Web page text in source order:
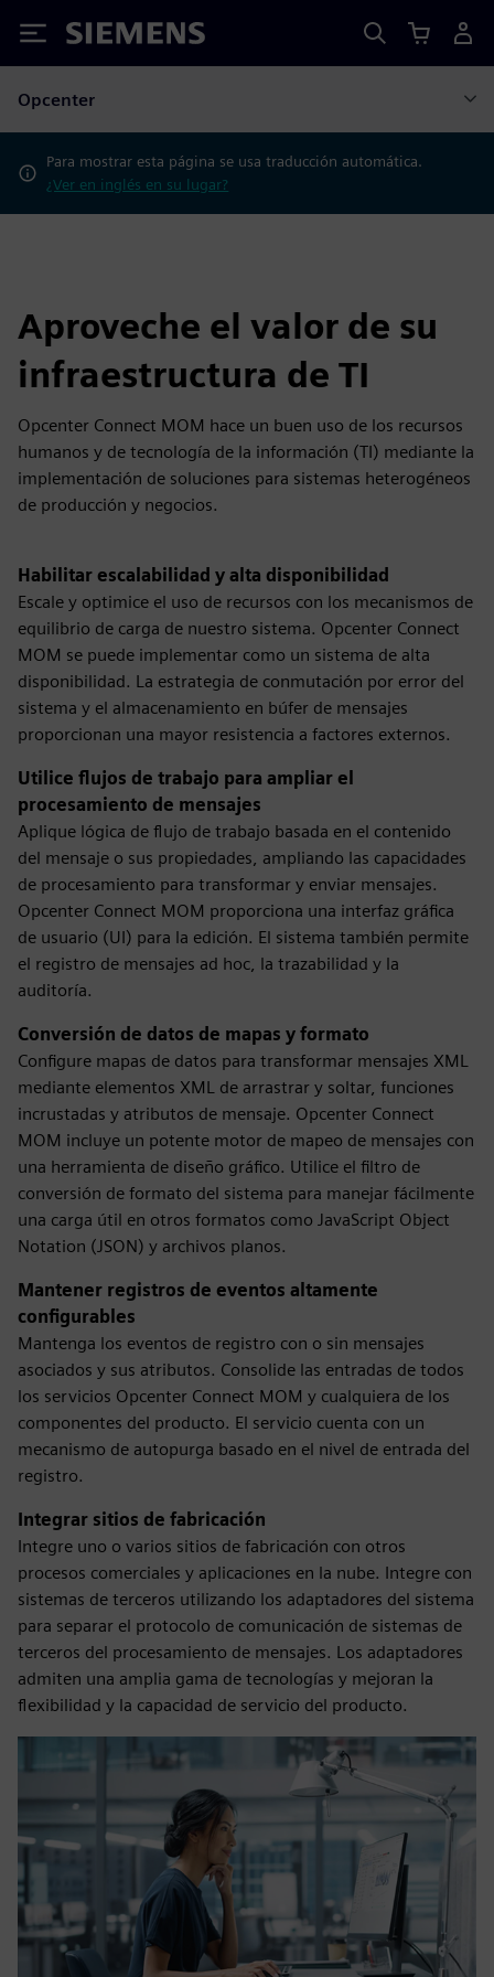
Siemens
Opcenter
Para mostrar esta página se usa traducción automática.
¿Ver en inglés en su lugar?
Aproveche el valor de su
infraestructura de TI
Opcenter Connect MOM hace un buen uso de los recursos
humanos y de tecnología de la información (TI) mediante la
implementación de soluciones para sistemas heterogéneos
de producción y negocios.
Habilitar escalabilidad y alta disponibilidad
Escale y optimice el uso de recursos con los mecanismos de
equilibrio de carga de nuestro sistema. Opcenter Connect
MOM se puede implementar como un sistema de alta
disponibilidad. La estrategia de conmutación por error del
sistema y el almacenamiento en búfer de mensajes
proporcionan una mayor resistencia a factores externos.
Utilice flujos de trabajo para ampliar el
procesamiento de mensajes
Aplique lógica de flujo de trabajo basada en el contenido
del mensaje o sus propiedades, ampliando las capacidades
de procesamiento para transformar y enviar mensajes.
Opcenter Connect MOM proporciona una interfaz gráfica
de usuario (UI) para la edición. El sistema también permite
el registro de mensajes ad hoc, la trazabilidad y la
auditoría.
Conversión de datos de mapas y formato
Configure mapas de datos para transformar mensajes XML
mediante elementos XML de arrastrar y soltar, funciones
incrustadas y atributos de mensaje. Opcenter Connect
MOM incluye un potente motor de mapeo de mensajes con
una herramienta de diseño gráfico. Utilice el filtro de
conversión de formato del sistema para manejar fácilmente
una carga útil en otros formatos como JavaScript Object
Notation (JSON) y archivos planos.
Mantener registros de eventos altamente
configurables
Mantenga los eventos de registro con o sin mensajes
asociados y sus atributos. Consolide las entradas de todos
los servicios Opcenter Connect MOM y cualquiera de los
componentes del producto. El servicio cuenta con un
mecanismo de autopurga basado en el nivel de entrada del
registro.
Integrar sitios de fabricación
Integre uno o varios sitios de fabricación con otros
procesos comerciales y aplicaciones en la nube. Integre con
sistemas de terceros utilizando los adaptadores del sistema
para separar el protocolo de comunicación de sistemas de
terceros del procesamiento de mensajes. Los adaptadores
admiten una amplia gama de tecnologías y mejoran la
flexibilidad y la capacidad de servicio del producto.